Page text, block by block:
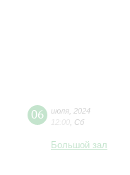
06 июля 2024
12:00 Сб
Большой зал